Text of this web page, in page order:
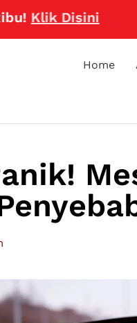
Disini
Home